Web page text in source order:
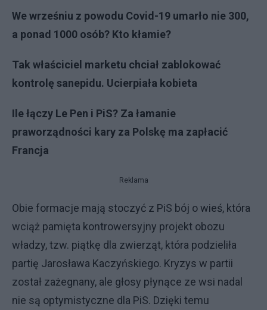
We wrześniu z powodu Covid-19 umarło nie 300,
a ponad 1000 osób? Kto kłamie?
Tak właściciel marketu chciał zablokować
kontrolę sanepidu. Ucierpiała kobieta
Ile łączy Le Pen i PiS? Za łamanie
praworządności kary za Polskę ma zapłacić
Francja
Reklama
Obie formacje mają stoczyć z PiS bój o wieś, która
wciąż pamięta kontrowersyjny projekt obozu
władzy, tzw. piątkę dla zwierząt, która podzieliła
partię Jarosława Kaczyńskiego. Kryzys w partii
został zażegnany, ale głosy płynące ze wsi nadal
nie są optymistyczne dla PiS. Dzięki temu